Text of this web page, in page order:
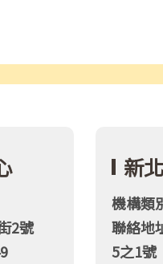
2號
新
機構類
聯絡地
5之1號